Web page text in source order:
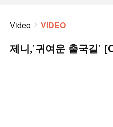
Video VIDEO
제니,’귀여운 출국길’